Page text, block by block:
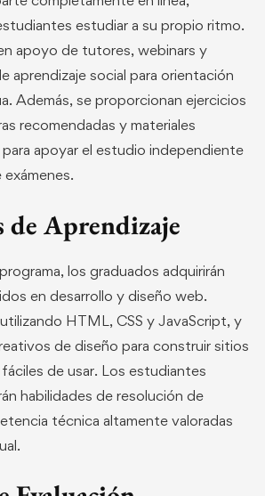
estudiar a su propio ritmo.
apoyo de tutores, webinars y
aprendizaje social para orientación
Además, se proporcionan ejercicios
recomendadas y materiales
apoyar el estudio independiente
de Aprendizaje
los graduados adquirirán
en desarrollo y diseño web.
HTML, CSS y JavaScript, y
de diseño para construir sitios
de usar. Los estudiantes
habilidades de resolución de
técnica altamente valoradas